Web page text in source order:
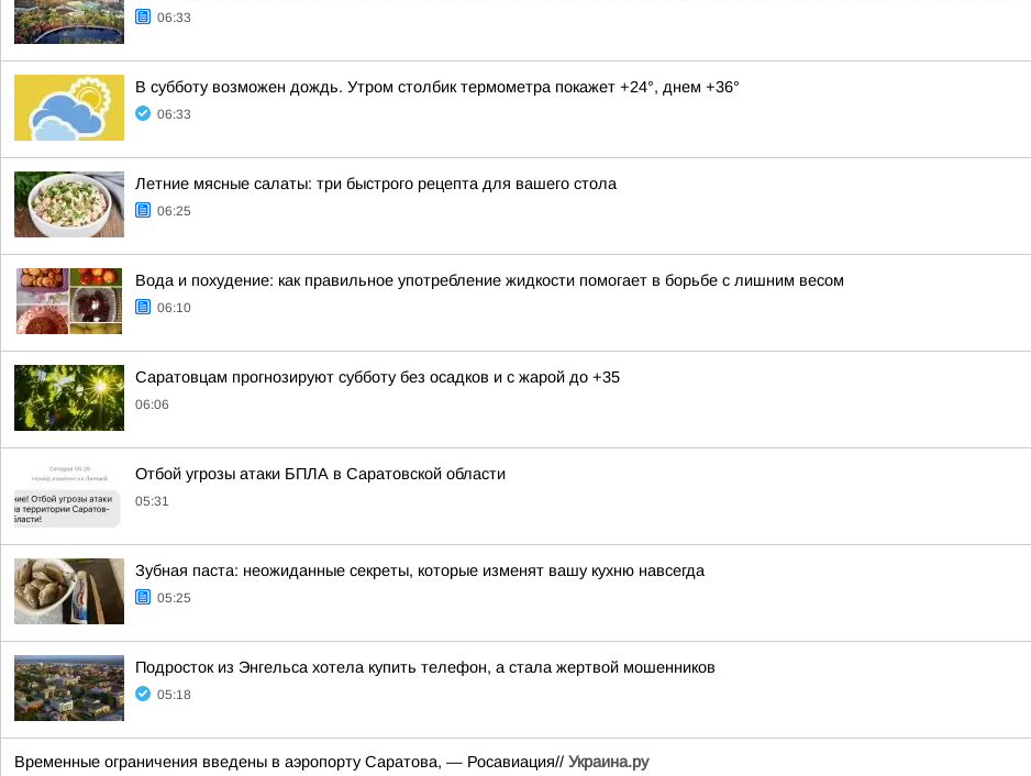
06:33
В субботу возможен дождь. Утром столбик термометра покажет +24°, днем +36°
06:33
Летние мясные салаты: три быстрого рецепта для вашего стола
06:25
Вода и похудение: как правильное употребление жидкости помогает в борьбе с лишним весом
06:10
Саратовцам прогнозируют субботу без осадков и с жарой до +35
06:06
Отбой угрозы атаки БПЛА в Саратовской области
05:31
Зубная паста: неожиданные секреты, которые изменят вашу кухню навсегда
05:25
Подросток из Энгельса хотела купить телефон, а стала жертвой мошенников
05:18
Временные ограничения введены в аэропорту Саратова, — Росавиация// Украина.ру